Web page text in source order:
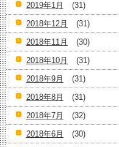
2019年1月
(31)
2018年12月
(31)
2018年11月
(30)
2018年10月
(31)
2018年9月
(31)
2018年8月
(31)
2018年7月
(32)
2018年6月
(30)